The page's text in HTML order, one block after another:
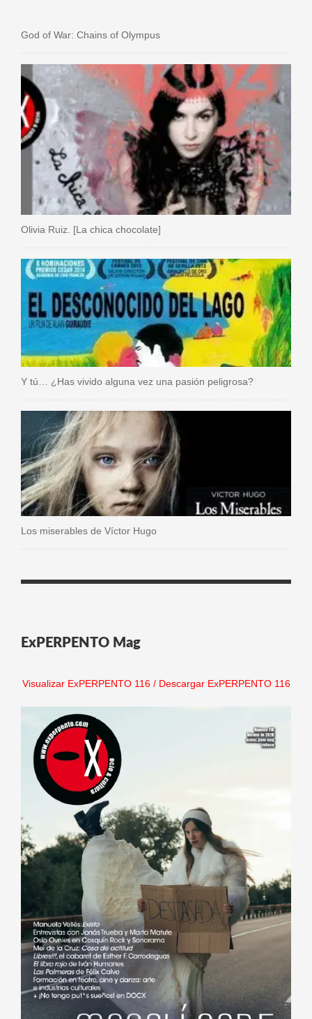
God of War: Chains of Olympus
Olivia Ruiz. [La chica chocolate]
Y tú… ¿Has vivido alguna vez una pasión peligrosa?
Los miserables de Víctor Hugo
ExPERPENTO Mag
Visualizar ExPERPENTO 116/ Descargar ExPERPENTO 116